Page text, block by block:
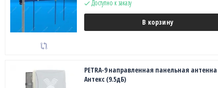
Доступно к заказу
В корзину
PETRA-9 направленная панельная антенна
Антекс (9.5дБ)